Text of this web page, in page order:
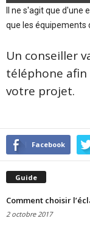
Il ne s'agit que d'une
que les équipements
Un conseiller
téléphone
votre projet.
Facebook
Guide
Comment choisir
2 octobre 2017